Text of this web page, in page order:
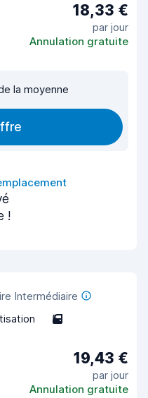
18,33 €
par jour
Annulation gratuite
la moyenne
!
Intermédiaire
5
19,43 €
par jour
Annulation gratuite